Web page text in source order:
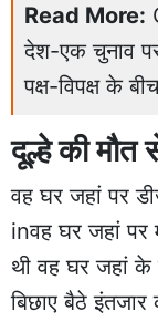
Read More:
देश-एक चुनाव
पक्ष-विपक्ष के
दूल्हे की मौत
वह घर जहां पर
inवह घर जहां पर
थी वह घर जहां
बिछाए बैठे